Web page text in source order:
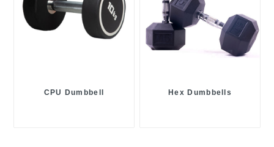
CPU Dumbbell Hex Dumbbells